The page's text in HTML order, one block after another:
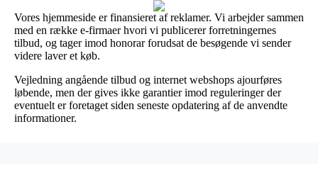
Vores hjemmeside er finansieret af reklamer. Vi arbejder sammen
med en række e-firmaer hvori vi publicerer forretningernes
tilbud, og tager imod honorar forudsat de besøgende vi sender
videre laver et køb.
Vejledning angående tilbud og internet webshops ajourføres
løbende, men der gives ikke garantier imod reguleringer der
eventuelt er foretaget siden seneste opdatering af de anvendte
informationer.